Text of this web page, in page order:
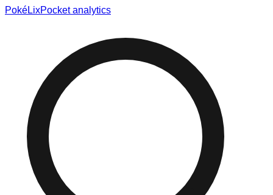
PokéLixPocket analytics